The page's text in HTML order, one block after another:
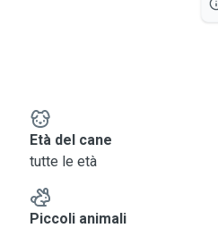
Età del cane
tutte le età
Piccoli animali